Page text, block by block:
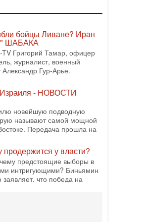
которая уже стала самой
ЦАХАЛ. Но почему её
бойцы Ливане? Иран
ШАБАКА
Григорий Тамар, офицер
журналист, военный
Гур-Арье.
- НОВОСТИ
новейшую подводную
называют самой мощной
Передача прошла на
у власти?
предстоящие выборы в
интригующими? Биньямин
заявляет, что победа на